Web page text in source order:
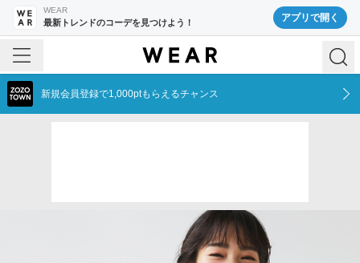
WEAR
最新トレンドのコーデを見つけよう！ アプリで開く
新規会員登録で1,000ptもらえるチャンス